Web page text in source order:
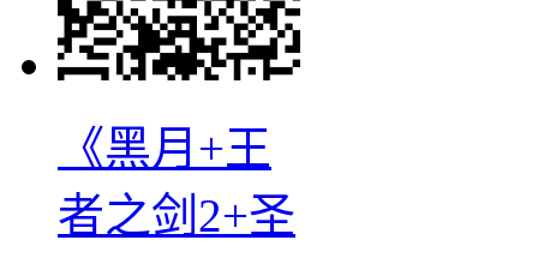
《黑月+王
者之剑2+圣